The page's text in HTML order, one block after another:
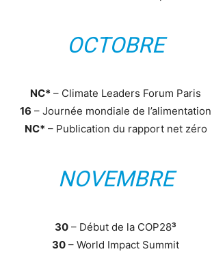
OCTOBRE
NC* – Climate Leaders Forum Paris
16 – Journée mondiale de l’alimentation
NC* – Publication du rapport net zéro
NOVEMBRE
30 – Début de la COP28³
30 – World Impact Summit